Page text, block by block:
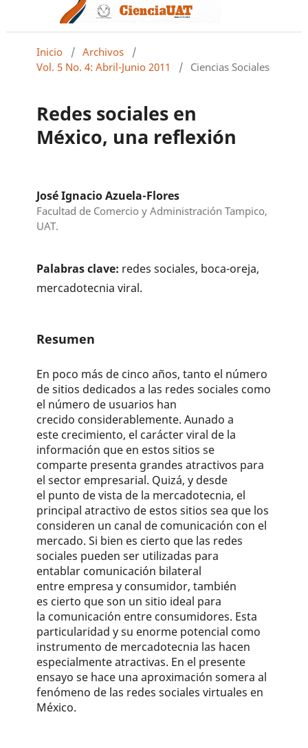
Inicio / Archivos
/
Vol. 5 No. 4: Abril-Junio 2011
/ Ciencias Sociales
Redes sociales en
México, una reflexión
José Ignacio Azuela-Flores
Facultad de Comercio y Administración Tampico,
UAT.
Palabras clave: redes sociales, boca-oreja,
mercadotecnia viral.
Resumen
En poco más de cinco años, tanto el número
de sitios dedicados a las redes sociales como
el número de usuarios han
crecido considerablemente. Aunado a
este crecimiento, el carácter viral de la
información que en estos sitios se
comparte presenta grandes atractivos para
el sector empresarial. Quizá, y desde
el punto de vista de la mercadotecnia, el
principal atractivo de estos sitios sea que los
consideren un canal de comunicación con el
mercado. Si bien es cierto que las redes
sociales pueden ser utilizadas para
entablar comunicación bilateral
entre empresa y consumidor, también
es cierto que son un sitio ideal para
la comunicación entre consumidores. Esta
particularidad y su enorme potencial como
instrumento de mercadotecnia las hacen
especialmente atractivas. En el presente
ensayo se hace una aproximación somera al
fenómeno de las redes sociales virtuales en
México.